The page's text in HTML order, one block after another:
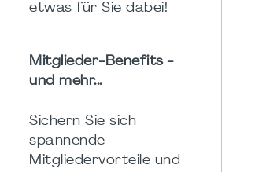
etwas für Sie dabei!
Mitglieder-Benefits -
und mehr...
Sichern Sie sich
spannende
Mitgliedervorteile und